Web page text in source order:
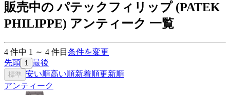
販売中の パテックフィリップ (PATEK
PHILIPPE) アンティーク 一覧
4 件中 1 ～ 4 件目 条件を変更
先頭 1 最後
標準 安い順高い順新着順更新順
アンティーク